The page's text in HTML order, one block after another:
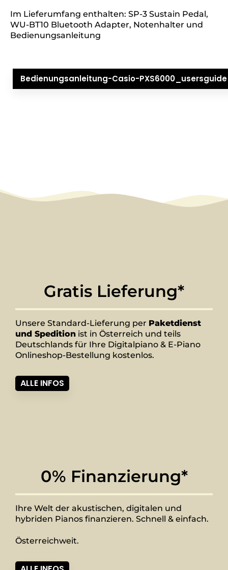
Im Lieferumfang enthalten: SP-3 Sustain Pedal,
WU-BT10 Bluetooth Adapter, Notenhalter und
Bedienungsanleitung
Bedienungsanleitung-Casio-
Gratis Lieferung*
Unsere Standard-Lieferung per Paketdienst
und Spedition ist in Österreich und teils
Deutschlands für Ihre Digitalpiano & E-Piano
Onlineshop-Bestellung kostenlos.
ALLE INFOS
0% Finanzierung*
Ihre Welt der akustischen, digitalen und
hybriden Pianos finanzieren. Schnell & einfach.
Österreichweit.